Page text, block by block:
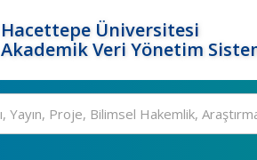
Hacettepe Üniversitesi
Akademik Veri Yönetim